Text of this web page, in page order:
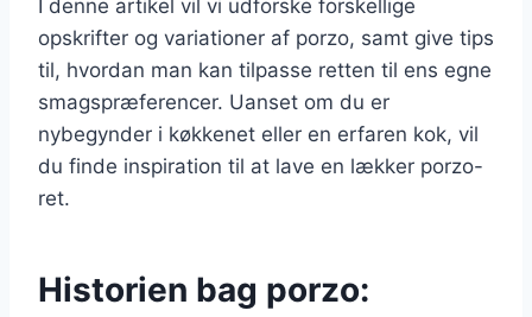
I denne artikel vil vi udforske forskellige
opskrifter og variationer af porzo, samt give tips
til, hvordan man kan tilpasse retten til ens egne
smagspræferencer. Uanset om du er
nybegynder i køkkenet eller en erfaren kok, vil
du finde inspiration til at lave en lækker porzo-
ret.
Historien bag porzo: